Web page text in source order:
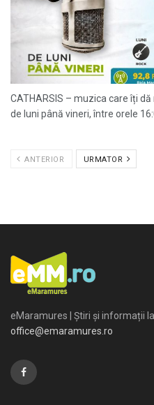
CATHARSIS – muzica care îți
de luni până vineri, între orele
ANTERIOR URMATOR
eMaramures | Știri și informații
office@emaramures.ro